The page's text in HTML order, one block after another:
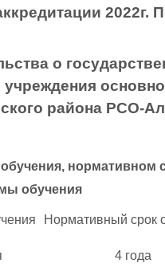
2022г.
о
района РСО-
нормативном
обучения
Нормативный срок
4 года